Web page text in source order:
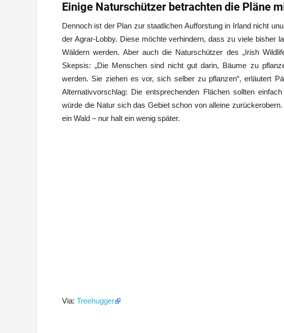
Einige Naturschützer betrachten die Pläne
Dennoch ist der Plan zur staatlichen Aufforstung in Irland nicht
der Agrar-Lobby. Diese möchte verhindern, dass zu viele bisher
Wäldern werden. Aber auch die Naturschützer des „Irish
Skepsis: „Die Menschen sind nicht gut darin, Bäume zu
werden. Sie ziehen es vor, sich selber zu pflanzen“, erläutert
Alternativvorschlag: Die entsprechenden Flächen sollten
würde die Natur sich das Gebiet schon von alleine
ein Wald – nur halt ein wenig später.
Via: Treehugger